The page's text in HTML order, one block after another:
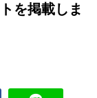
を掲載しま